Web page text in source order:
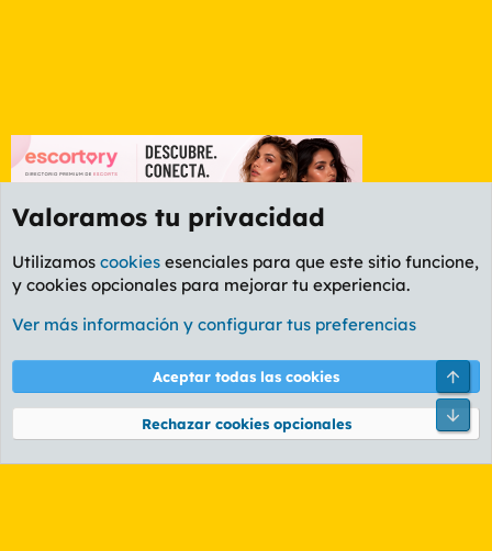
Foro General
Cookies
PL OLDSTYLE AMARILLO
Términos y reglas Política de privacidad Ayuda
Community platform by XenForo® © 2010-2026 XenForo Ltd.
Valoramos tu privacidad
Utilizamos cookies esenciales para que este sitio funcione,
y cookies opcionales para mejorar tu experiencia.
Ver más información y configurar tus preferencias
Aceptar todas las cookies
Rechazar cookies opcionales
Pie